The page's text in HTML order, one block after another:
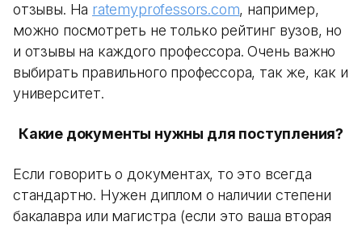
отзывы. На ratemyprofessors.com, например,
можно посмотреть не только рейтинг вузов, но
и отзывы на каждого профессора. Очень важно
выбирать правильного профессора, так же, как и
университет.
Какие документы нужны для поступления?
Если говорить о документах, то это всегда
стандартно. Нужен диплом о наличии степени
бакалавра или магистра (если это ваша вторая